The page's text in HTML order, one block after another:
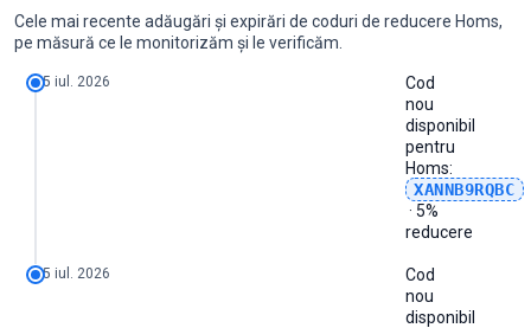
2026-060 - - 0
2026-072 5% 5%
2024
30 20 30 10 90 110
50
2025 50 50 20 20 20 20 10 10 10 10 20
20
2026 10 10 10 10 7 7 4 4 4
Cele mai recente adăugări și expirări de coduri de reducere Homs,
pe măsură ce le monitorizăm și le verificăm.
5 iul. 2026
Cod
nou
disponibil
pentru
Homs:
XANNB9RQBC
· 5%
reducere
5 iul. 2026
Cod
nou
disponibil